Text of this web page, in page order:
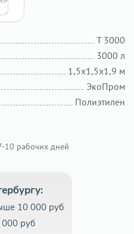
T 3000
3000 л
1,5х1,5х1,9 м
ЭкоПром
Полиэтилен
10 рабочих дней
10 000 руб
000 руб